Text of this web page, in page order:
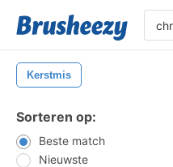
Kerstmis
Sorteren op:
Beste match
Nieuwste